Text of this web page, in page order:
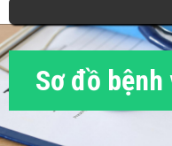
Sơ đồ bệnh